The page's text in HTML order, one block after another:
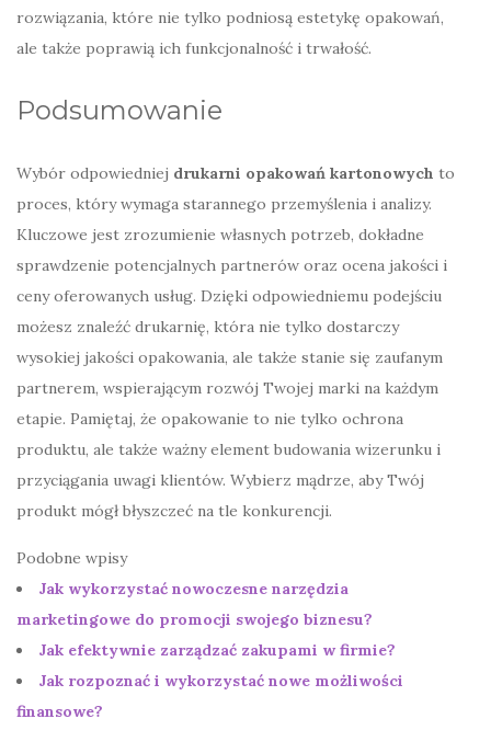
rozwiązania, które nie tylko podniosą estetykę opakowań,
ale także poprawią ich funkcjonalność i trwałość.
Podsumowanie
Wybór odpowiedniej drukarni opakowań kartonowych to
proces, który wymaga starannego przemyślenia i analizy.
Kluczowe jest zrozumienie własnych potrzeb, dokładne
sprawdzenie potencjalnych partnerów oraz ocena jakości i
ceny oferowanych usług. Dzięki odpowiedniemu podejściu
możesz znaleźć drukarnię, która nie tylko dostarczy
wysokiej jakości opakowania, ale także stanie się zaufanym
partnerem, wspierającym rozwój Twojej marki na każdym
etapie. Pamiętaj, że opakowanie to nie tylko ochrona
produktu, ale także ważny element budowania wizerunku i
przyciągania uwagi klientów. Wybierz mądrze, aby Twój
produkt mógł błyszczeć na tle konkurencji.
Podobne wpisy
Jak wykorzystać nowoczesne narzędzia
marketingowe do promocji swojego biznesu?
Jak efektywnie zarządzać zakupami w firmie?
Jak rozpoznać i wykorzystać nowe możliwości
finansowe?